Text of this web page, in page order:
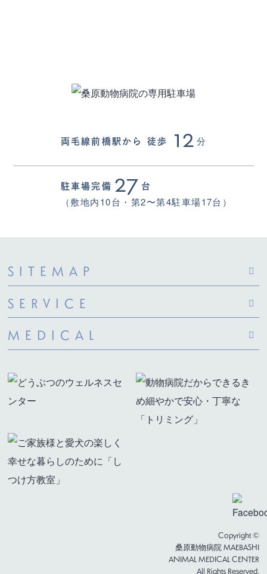
両毛線前橋駅から 徒歩 12 分
駐車場完備 27 台
（敷地内10台・第2〜第4駐車場17台）
SITEMAP
SERVICE
MEDICAL
Copyright ©
桑原動物病院 MAEBASHI
ANIMAL MEDICAL CENTER
All Rights Reserved.